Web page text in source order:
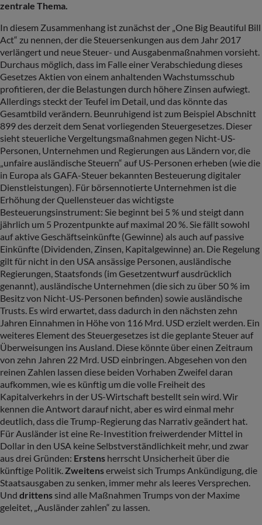
zentrale Thema.
In diesem Zusammenhang ist zunächst der „One Big Beautiful Bill
Act“ zu nennen, der die Steuersenkungen aus dem Jahr 2017
verlängert und neue Steuer- und Ausgabenmaßnahmen vorsieht.
Durchaus möglich, dass im Falle einer Verabschiedung dieses
Gesetzes Aktien von einem anhaltenden Wachstumsschub
profitieren, der die Belastungen durch höhere Zinsen aufwiegt.
Allerdings steckt der Teufel im Detail, und das könnte das
Gesamtbild verändern. Beunruhigend ist zum Beispiel Abschnitt
899 des derzeit dem Senat vorliegenden Steuergesetzes. Dieser
sieht steuerliche Vergeltungsmaßnahmen gegen Nicht-US-
Personen, Unternehmen und Regierungen aus Ländern vor, die
„unfaire ausländische Steuern“ auf US-Personen erheben (wie die
in Europa als GAFA-Steuer bekannten Besteuerung digitaler
Dienstleistungen). Für börsennotierte Unternehmen ist die
Erhöhung der Quellensteuer das wichtigste
Besteuerungsinstrument: Sie beginnt bei 5 % und steigt dann
jährlich um 5 Prozentpunkte auf maximal 20 %. Sie fällt sowohl
auf aktive Geschäftseinkünfte (Gewinne) als auch auf passive
Einkünfte (Dividenden, Zinsen, Kapitalgewinne) an. Die Regelung
gilt für nicht in den USA ansässige Personen, ausländische
Regierungen, Staatsfonds (im Gesetzentwurf ausdrücklich
genannt), ausländische Unternehmen (die sich zu über 50 % im
Besitz von Nicht-US-Personen befinden) sowie ausländische
Trusts. Es wird erwartet, dass dadurch in den nächsten zehn
Jahren Einnahmen in Höhe von 116 Mrd. USD erzielt werden. Ein
weiteres Element des Steuergesetzes ist die geplante Steuer auf
Überweisungen ins Ausland. Diese könnte über einen Zeitraum
von zehn Jahren 22 Mrd. USD einbringen. Abgesehen von den
reinen Zahlen lassen diese beiden Vorhaben Zweifel daran
aufkommen, wie es künftig um die volle Freiheit des
Kapitalverkehrs in der US-Wirtschaft bestellt sein wird. Wir
kennen die Antwort darauf nicht, aber es wird einmal mehr
deutlich, dass die Trump-Regierung das Narrativ geändert hat.
Für Ausländer ist eine Re-Investition freiwerdender Mittel in
Dollar in den USA keine Selbstverständlichkeit mehr, und zwar
aus drei Gründen: Erstens herrscht Unsicherheit über die
künftige Politik.Zweitenserweist sich Trumps Ankündigung, die
Staatsausgaben zu senken, immer mehr als leeres Versprechen.
Und drittenssind alle Maßnahmen Trumps von der Maxime
geleitet, „Ausländer zahlen“ zu lassen.